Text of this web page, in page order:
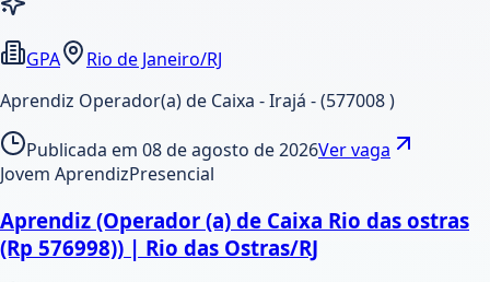
GPA
Rio de Janeiro/RJ
Aprendiz Operador(a) de Caixa - Irajá - (577008 )
Publicada em 08 de agosto de 2026Ver vaga
Jovem AprendizPresencial
Aprendiz (Operador (a) de Caixa Rio das ostras
(Rp 576998)) | Rio das Ostras/RJ